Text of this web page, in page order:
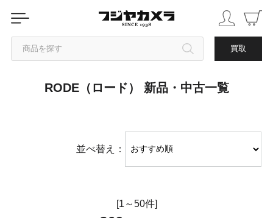
商品を探す 買取
カテゴリから探す
RODE（ロード） 新品・中古一覧
並べ替え：
[1～50件]